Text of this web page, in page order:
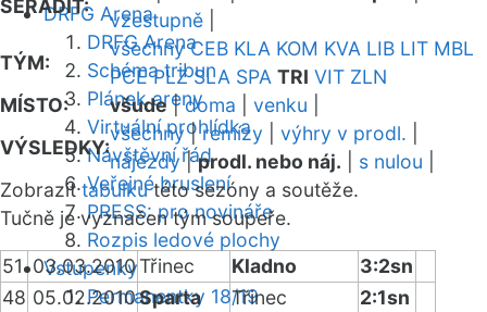
DRFG Arena
DRFG Arena
Schéma tribun
Plánek areny
Virtuální prohlídka
Návštěvní řád
Veřejné bruslení
PRESS: pro novináře
Rozpis ledové plochy
Vstupenky
Permanentky 18/19
SEŘADIT:
vzestupně
TÝM:
všechny CEB KLA KOM KVA LIB LIT MBL
PCE PLZ SLA SPA TRI VIT ZLN
MÍSTO:
všude|doma venku
VÝSLEDKY:
všechny|remízy výhry v prodl.
nájezdy|prodl. nebo náj. s nulou
Zobrazittabulkutéto sezóny a soutěže.
Tučně je vyznačen tým soupeře.
51 03.03.2010Třinec Kladno
3:2sn
48 05.02.2010Sparta Třinec
2:1sn